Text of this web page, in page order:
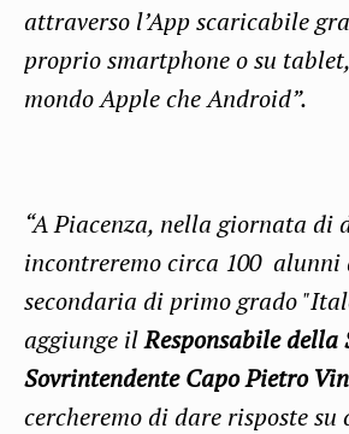
attraverso l’App scaricabile
proprio smartphone o su
mondo Apple che Android”.
“A Piacenza, nella giornata di
incontreremo circa 100 alunni
secondaria di primo grado
aggiunge ilResponsabile della
Sovrintendente Capo Pietro
cercheremo di dare risposte su